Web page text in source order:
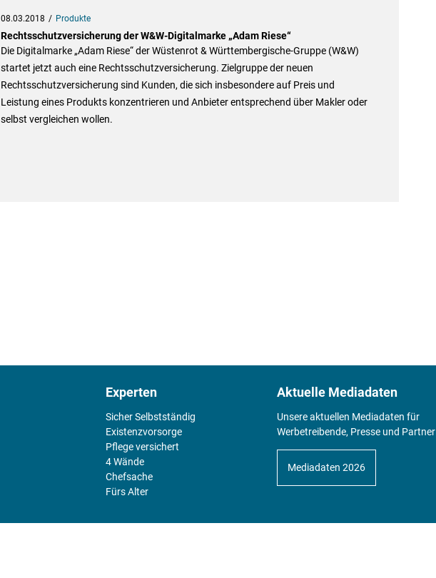
08.03.2018 Produkte
Rechtsschutzversicherung der W&W-Digitalmarke „Adam Riese“
Die Digitalmarke „Adam Riese“ der Wüstenrot & Württembergische-Gruppe (W&W)
startet jetzt auch eine Rechtsschutzversicherung. Zielgruppe der neuen
Rechtsschutzversicherung sind Kunden, die sich insbesondere auf Preis und
Leistung eines Produkts konzentrieren und Anbieter entsprechend über Makler oder
selbst vergleichen wollen.
Experten
Sicher Selbstständig
Existenz­vorsorge
Pflege versichert
4 Wände
Chefsache
Fürs Alter
Aktuelle Mediadaten
Unsere aktuellen Mediadaten für
Werbetreibende, Presse und Partner
Mediadaten 2026